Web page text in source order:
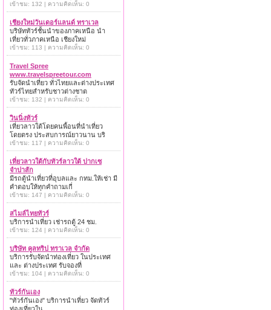
เข้าชม: 132 | ความคิดเห็น: 0
เชียงใหม่วันเดอร์แลนด์ ทราเวล
บริษัททัวร์ชั้นนำของภาคเหนือ นำ
เที่ยวทั่วภาคเหนือ เชียงใหม่
เข้าชม: 113 | ความคิดเห็น: 0
Travel Spree
www.travelspreetour.com
รับจัดนำเที่ยว ทั่วไทยและต่างประเทศ
ทัวร์ไทยสำหรับชาวต่างชาต
เข้าชม: 132 | ความคิดเห็น: 0
วินนิ่งทัวร์
เที่ยวลาวใต้โดยคนพื้อนที่นำเที่ยว
โดยตรง ประสบการณ์ยาวนาน บริ
เข้าชม: 117 | ความคิดเห็น: 0
เที่ยวลาวใต้กับทัวร์ลาวใต้ ปากเซ
จำปาสัก
มีรถตู้นำเที่ยวที่อุบลและ กทม.ให้เช่า มี
คำตอบให้ทุกคำถามเกี่
เข้าชม: 147 | ความคิดเห็น: 0
สไมล์ไทยทัวร์
บริการนำเที่ยว เช่ารถตู้ 24 ชม.
เข้าชม: 124 | ความคิดเห็น: 0
บริษัท คูลทริป ทราเวล จำกัด
บริการรับจัดนำท่องเที่ยว ในประเทศ
และ ต่างประเทศ รับจองที่
เข้าชม: 104 | ความคิดเห็น: 0
ทัวร์กันเอง
"ทัวร์กันเอง" บริการนำเที่ยว จัดทัวร์